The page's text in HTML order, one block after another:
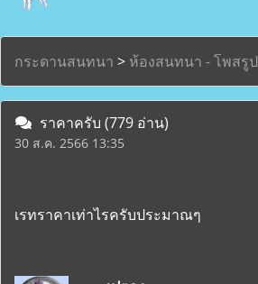
กระดานสนทนา > ห้องสนทนา - โพสรูป
ราคาครับ (779 อ่าน)
30 ส.ค. 2566 13:35
เรทราคาเท่าไรครับประมาณๆ